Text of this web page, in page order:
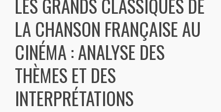
contentLES GRANDS CLASSIQUES DE
LA CHANSON FRANÇAISE AU
CINÉMA : ANALYSE DES
THÈMES ET DES
INTERPRÉTATIONS